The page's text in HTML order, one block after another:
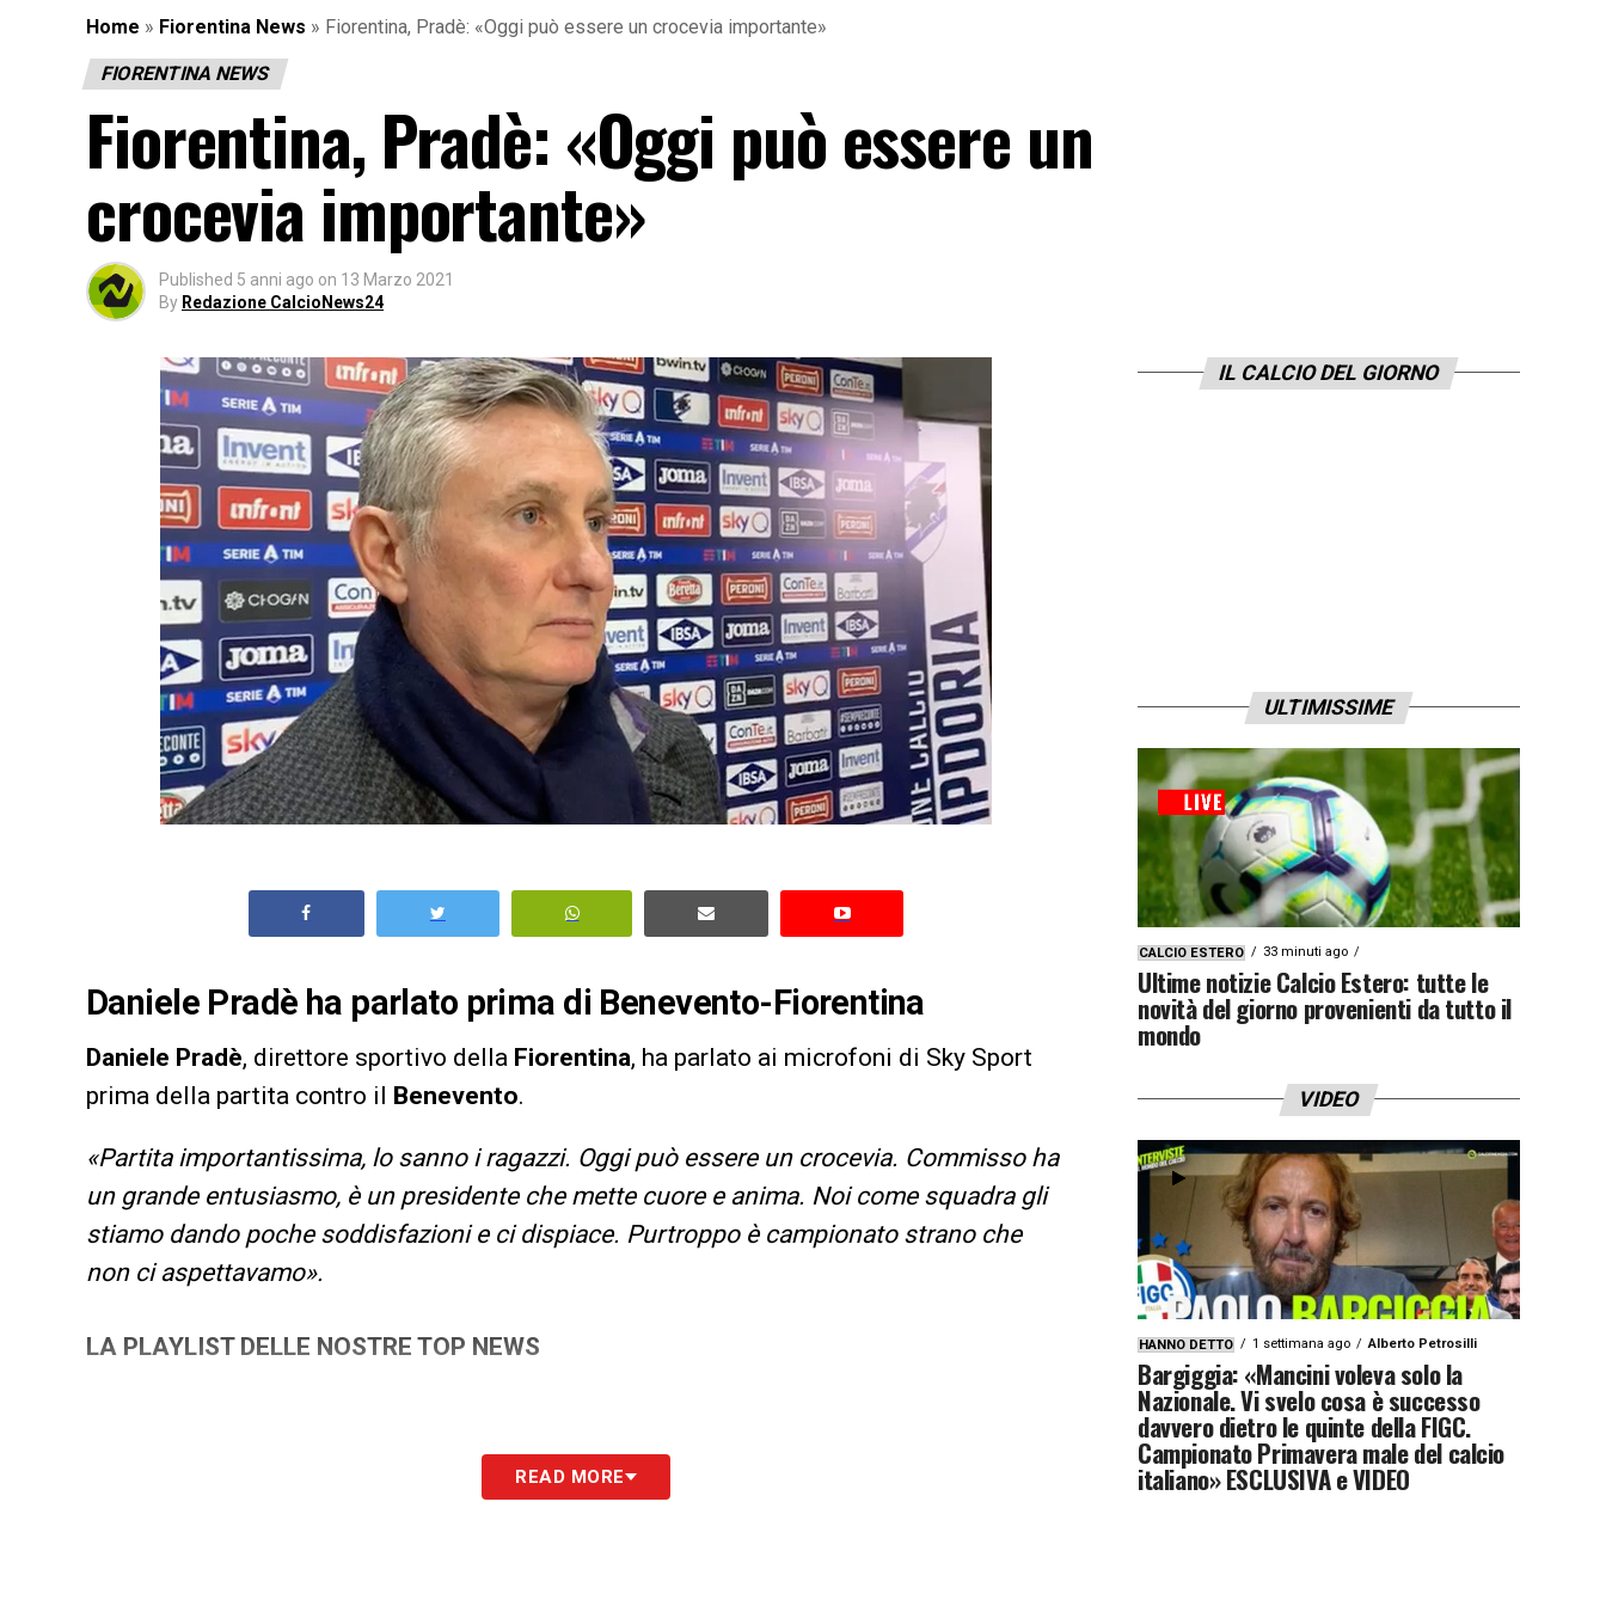
Home » Fiorentina News » Fiorentina, Pradè: «Oggi può essere un crocevia importante»
FIORENTINA NEWS
Fiorentina, Pradè: «Oggi può essere un
crocevia importante»
Published 5 anni ago on 13 Marzo 2021
By Redazione CalcioNews24
Daniele Pradè ha parlato prima di Benevento-Fiorentina
Daniele Pradè, direttore sportivo della Fiorentina, ha parlato ai microfoni di Sky Sport
prima della partita contro il Benevento.
«Partita importantissima, lo sanno i ragazzi. Oggi può essere un crocevia. Commisso ha
un grande entusiasmo, è un presidente che mette cuore e anima. Noi come squadra gli
stiamo dando poche soddisfazioni e ci dispiace. Purtroppo è campionato strano che
non ci aspettavamo».
LA PLAYLIST DELLE NOSTRE TOP NEWS
READ MORE
IL CALCIO DEL GIORNO
ULTIMISSIME
CALCIO ESTERO 33 minuti ago
Ultime notizie Calcio Estero: tutte le
novità del giorno provenienti da tutto il
mondo
VIDEO
HANNO DETTO 1 settimana ago Alberto Petrosilli
Bargiggia: «Mancini voleva solo la
Nazionale. Vi svelo cosa è successo
davvero dietro le quinte della FIGC.
Campionato Primavera male del calcio
italiano» ESCLUSIVA e VIDEO